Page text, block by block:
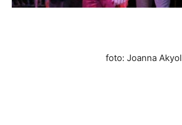
foto: Joanna Akyol